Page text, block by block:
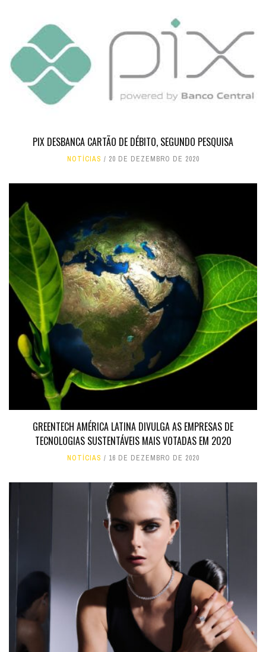
PIX DESBANCA CARTÃO DE DÉBITO, SEGUNDO PESQUISA
NOTÍCIAS 20 DE DEZEMBRO DE 2020
GREENTECH AMÉRICA LATINA DIVULGA AS EMPRESAS DE
TECNOLOGIAS SUSTENTÁVEIS MAIS VOTADAS EM 2020
NOTÍCIAS 16 DE DEZEMBRO DE 2020